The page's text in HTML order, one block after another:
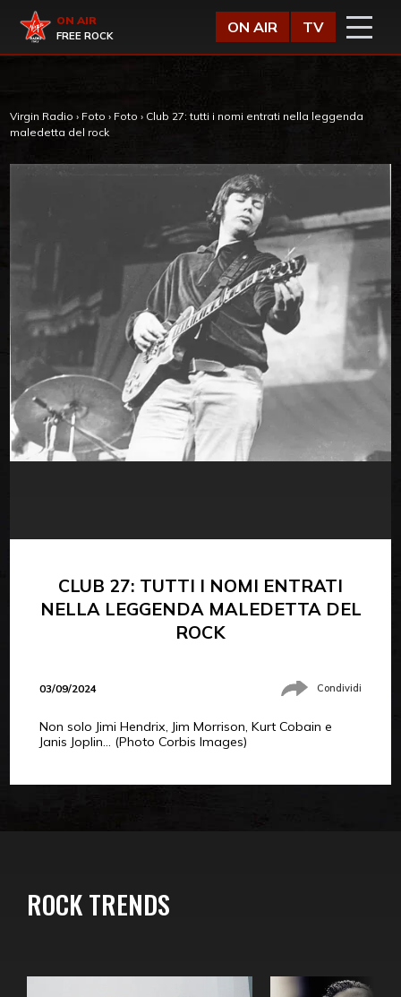
Virgin Radio
ON AIR
FREE ROCK
ON AIR TV
Virgin Radio › Foto › Foto › Club 27: tutti i nomi entrati nella leggenda
maledetta del rock
CLUB 27: TUTTI I NOMI ENTRATI
NELLA LEGGENDA MALEDETTA DEL
ROCK
03/09/2024 Condividi
Non solo Jimi Hendrix, Jim Morrison, Kurt Cobain e
Janis Joplin… (Photo Corbis Images)
ROCK TRENDS